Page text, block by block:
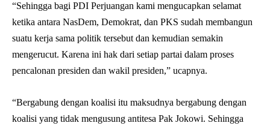
“Sehingga bagi PDI Perjuangan kami mengucapkan selamat
ketika antara NasDem, Demokrat, dan PKS sudah membangun
suatu kerja sama politik tersebut dan kemudian semakin
mengerucut. Karena ini hak dari setiap partai dalam proses
pencalonan presiden dan wakil presiden,” ucapnya.
“Bergabung dengan koalisi itu maksudnya bergabung dengan
koalisi yang tidak mengusung antitesa Pak Jokowi. Sehingga